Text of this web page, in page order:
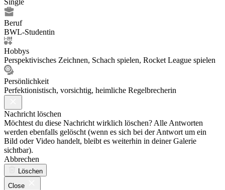
Beruf
BWL-Studentin
Hobbys
Perspektivisches Zeichnen, Schach spielen, Rocket League spielen
Persönlichkeit
Perfektionistisch, vorsichtig, heimliche Regelbrecherin
Nachricht löschen
Möchtest du diese Nachricht wirklich löschen? Alle Antworten
werden ebenfalls gelöscht (wenn es sich bei der Antwort um ein
Bild oder Video handelt, bleibt es weiterhin in deiner Galerie
sichtbar).
Abbrechen
Löschen
Close